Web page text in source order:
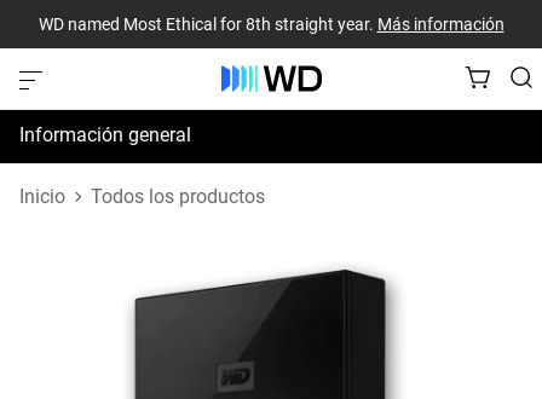
WD named Most Ethical for 8th straight year. Más información
Información general
Especificaciones
Inicio Todos los productos